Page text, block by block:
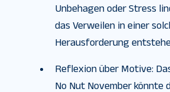
Unbehagen oder Stress
das Verweilen in einer
Herausforderung
Reflexion über Motive:
No Nut November könnte